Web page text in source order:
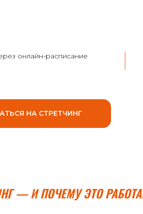
онлайн-расписание
НА СТРЕТЧИНГ
— И ПОЧЕМУ ЭТО